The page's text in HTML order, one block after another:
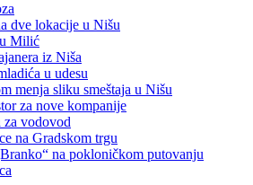
dve lokacije u Nišu
Milić
iz Niša
u udesu
menja sliku smeštaja u Nišu
za nove kompanije
vodovod
na Gradskom trgu
na pokloničkom putovanju